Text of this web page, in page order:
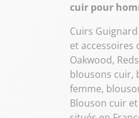
cuir pour
Cuirs
et accessoires
Oakwood,
blousons cuir,
femme,
Blouson cuir